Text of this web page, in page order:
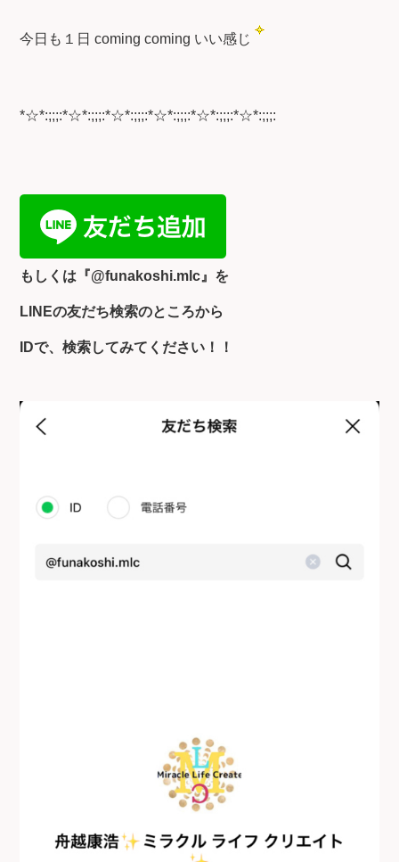
今日も１日 coming coming いい感じ
*☆*:;;;:*☆*:;;;:*☆*:;;;:*☆*:;;;:*☆*:;;;:*☆*:;;;:
もしくは『@funakoshi.mlc』を
LINEの友だち検索のところから
IDで、検索してみてください！！